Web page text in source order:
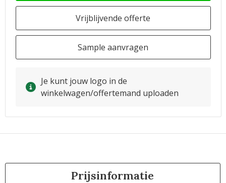
Vrijblijvende offerte
Sample aanvragen
Je kunt jouw logo in de
winkelwagen/offertemand uploaden
Prijsinformatie